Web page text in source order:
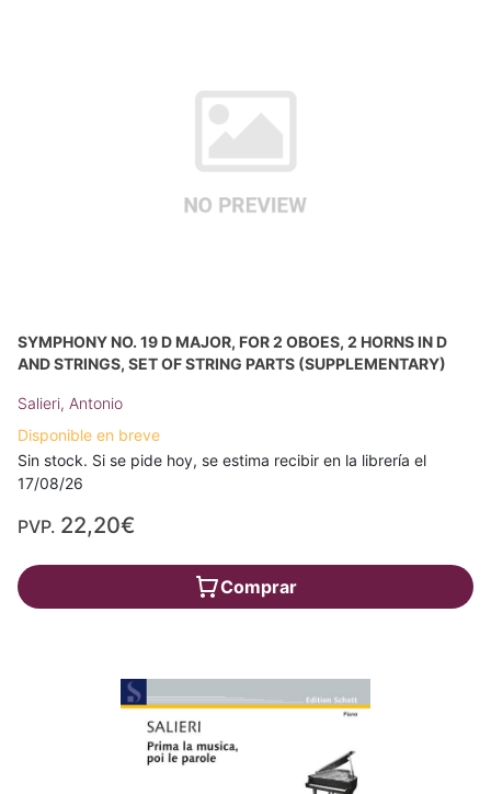
SYMPHONY NO. 19 D MAJOR, FOR 2 OBOES, 2 HORNS IN D
AND STRINGS, SET OF STRING PARTS (SUPPLEMENTARY)
Salieri, Antonio
Disponible en breve
Sin stock. Si se pide hoy, se estima recibir en la librería el
17/08/26
PVP. 22,20€
Comprar